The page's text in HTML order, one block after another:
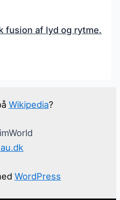
fusion af lyd og rytme.
Wikipedia?
WordPress